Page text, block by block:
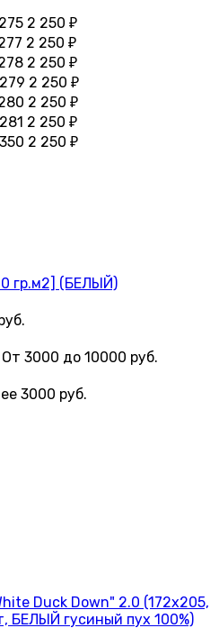
2 250 ₽
2 250 ₽
2 250 ₽
2 250 ₽
2 250 ₽
2 250 ₽
2 250 ₽
гр.м2] (БЕЛЫЙ)
Duck Down" 2.0 (172х205,
БЕЛЫЙ гусиный пух 100%)